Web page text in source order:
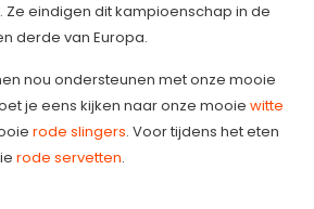
Ze eindigen dit kampioenschap in de
derde van Europa.
nou ondersteunen met onze mooie
je eens kijken naar onze mooiewitte
rode slingers. Voor tijdens het eten
rode servetten.